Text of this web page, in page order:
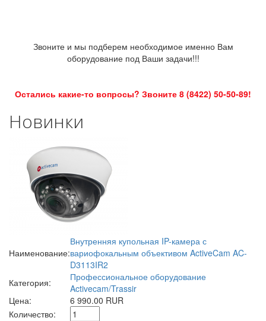
Звоните и мы подберем необходимое именно Вам
оборудование под Ваши задачи!!!
Остались какие-то вопросы? Звоните 8 (8422) 50-50-89!
Новинки
Наименование:
Внутренняя купольная IP-камера с
вариофокальным объективом ActiveCam AC-
D3113IR2
Категория:
Профессиональное оборудование
Activecam/Trassir
Цена:
6 990.00 RUR
Количество: